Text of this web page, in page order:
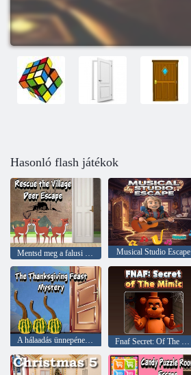
Hasonló flash játékok
Mentsd meg a falusi szarvas menekülést Musical Studio Escape
A hálaadás ünnepének rejtélye